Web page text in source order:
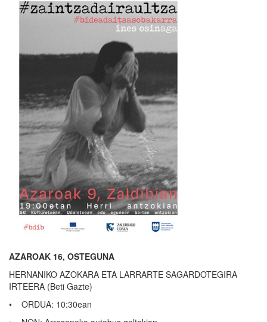
AZAROAK 16, OSTEGUNA
HERNANIKO AZOKARA ETA LARRARTE SAGARDOTEGIRA
IRTEERA (Beti Gazte)
• ORDUA: 10:30ean